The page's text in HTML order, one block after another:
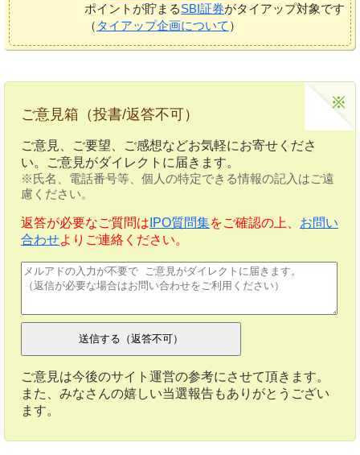
ポイントが貯まるSBI証券がタイアップ対象です
（ タイアップ企画について ）
ご意見箱（投書/返答不可）
ご意見、ご要望、ご感想などお気軽にお寄せくださ
い。ご意見がダイレクトに届きます。
※氏名、電話番号等、個人の特定できる情報の記入はご遠
慮ください。
返答が必要なご質問は IPO質問集をご確認の上、 お問い
合わせよりご連絡ください。
ご意見は今後のサイト運営の参考にさせて頂きます。
また、みなさんの嬉しい当選報告もありがとうござい
ます。